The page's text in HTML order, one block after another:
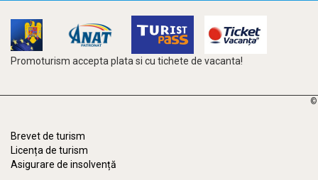
Promoturism accepta plata si cu tichete de vacanta!
©
Brevet de turism
Licența de turism
Asigurare de insolvență